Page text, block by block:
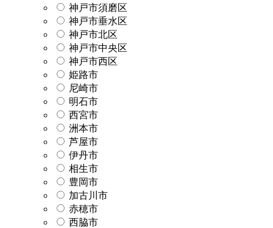
神戸市須磨区
神戸市垂水区
神戸市北区
神戸市中央区
神戸市西区
姫路市
尼崎市
明石市
西宮市
洲本市
芦屋市
伊丹市
相生市
豊岡市
加古川市
赤穂市
西脇市